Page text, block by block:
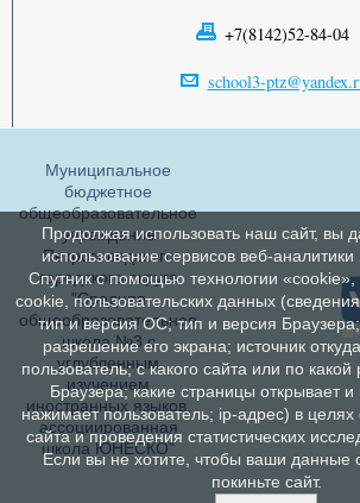
+7(8142)52-84-04
school3-
Муниципальное
бюджетное
общеобразовательное
учреждение
Петрозаводского
городского округа
"Средняя
общеобразовательная
школа №3 с
углубленным
изучением
иностранных языков,
ассоциированная
школа ЮНЕСКО"
Продолжая использовать наш сайт, вы
использование сервисов веб-
Спутник с помощью технологии
cookie, пользовательских данных
тип и версия ОС; тип и версия Браузера;
разрешение его экрана; источник
пользователь; с какого сайта или по
Браузера; какие страницы открывает и
нажимает пользователь; ip-адрес) в
сайта и проведения статистических
Если вы не хотите, чтобы ваши данные
покиньте сайт.